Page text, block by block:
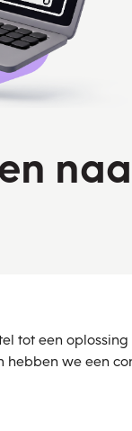
tot een
hebben we een